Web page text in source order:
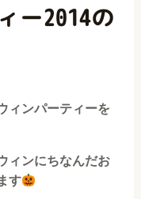
ー2014の
ィンパーティーを
ィンにちなんだお
す